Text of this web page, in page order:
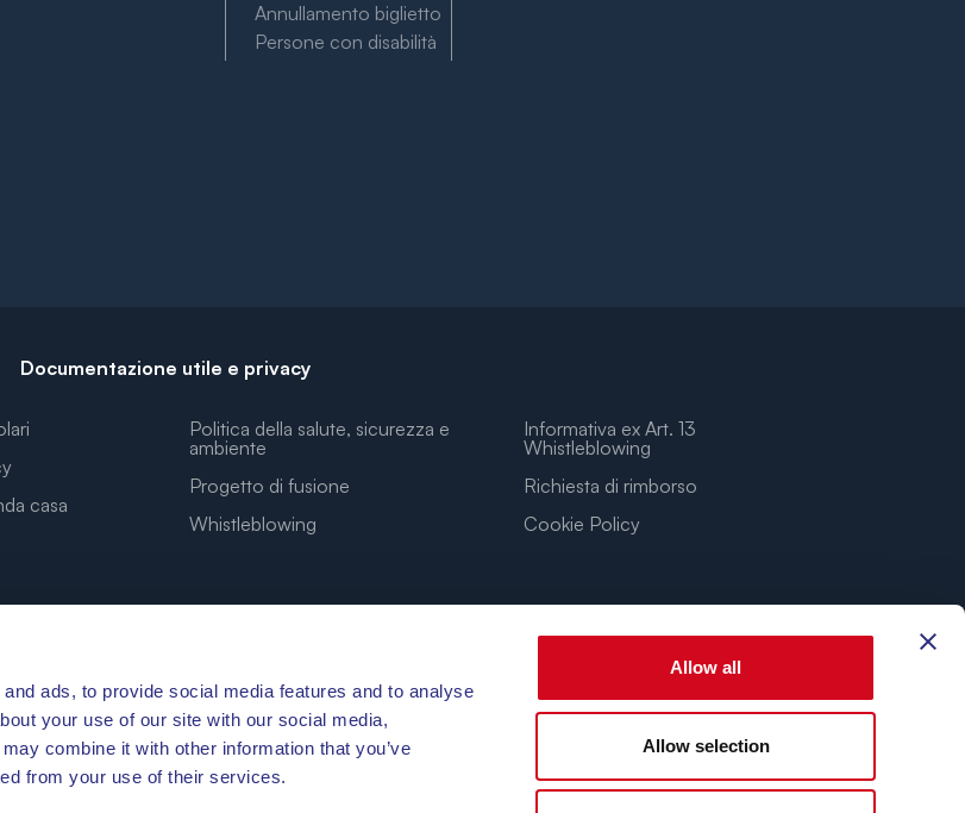
ads, to provide social media features and to analyse
your use of our site with our social media,
combine it with other information that you’ve
from your use of their services.
Allow all
Allow selection
Annullamento biglietto
Persone con disabilità
Documentazione utile e privacy
casa
Politica della salute, sicurezza e
ambiente
Progetto di fusione
Whistleblowing
Informativa ex Art. 13
Whistleblowing
Richiesta di rimborso
Cookie Policy
COORDINATE PER I TUOI SOGNI